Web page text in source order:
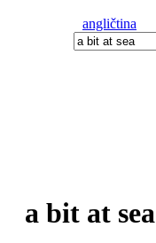
angličtina
a bit at sea